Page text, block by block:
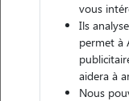
Garde animaux
Bouches-du-
Pas
vous
Ils
permet à
aidera à
Nous